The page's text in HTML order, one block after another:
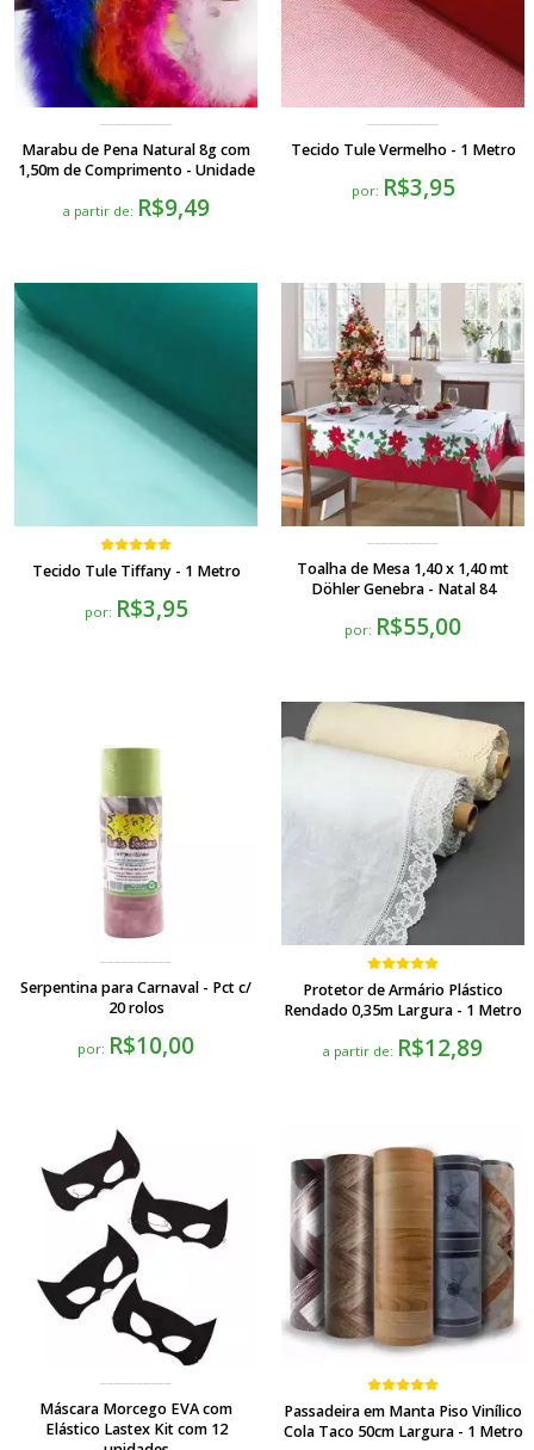
Marabu de Pena Natural 8g com
1,50m de Comprimento - Unidade
a partir de: R$9,49
Tecido Tule Vermelho - 1 Metro
por: R$3,95
Tecido Tule Tiffany - 1 Metro
por: R$3,95
Toalha de Mesa 1,40 x 1,40 mt
Döhler Genebra - Natal 84
por: R$55,00
Serpentina para Carnaval - Pct c/
20 rolos
por: R$10,00
Protetor de Armário Plástico
Rendado 0,35m Largura - 1 Metro
a partir de: R$12,89
Máscara Morcego EVA com
Elástico Lastex Kit com 12
Passadeira em Manta Piso Vinílico
Cola Taco 50cm Largura - 1 Metro